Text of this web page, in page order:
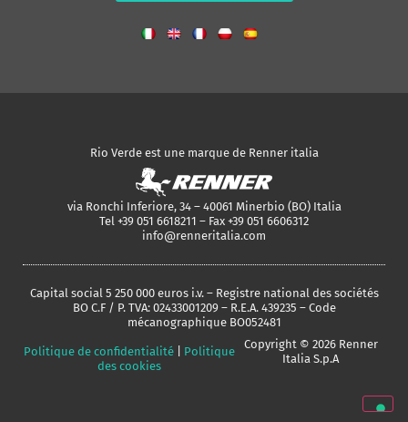
Rio Verde est une marque de Renner italia
via Ronchi Inferiore, 34 – 40061 Minerbio (BO) Italia
Tel +39 051 6618211 – Fax +39 051 6606312
info@renneritalia.com
Capital social 5 250 000 euros i.v. – Registre national des sociétés
BO C.F / P. TVA: 02433001209 – R.E.A. 439235 – Code
mécanographique BO052481
Politique de confidentialité
Politique
des cookies
Copyright © 2026 Renner
Italia S.p.A